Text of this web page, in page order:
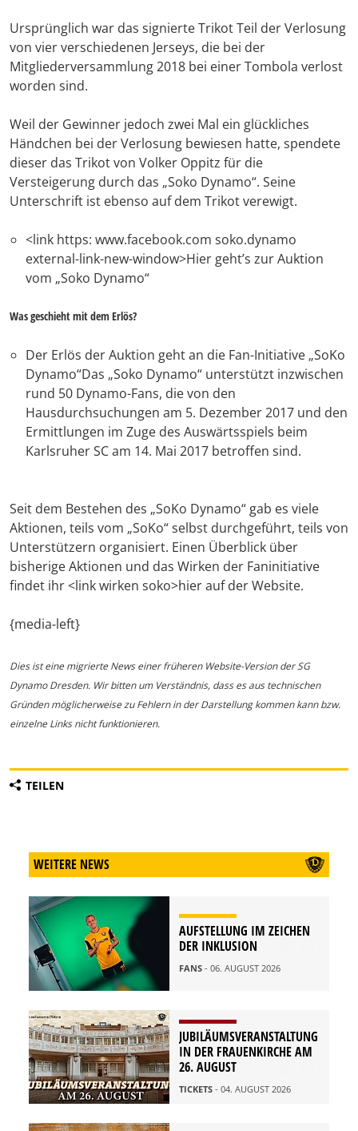
Ursprünglich war das signierte Trikot Teil der Verlosung
von vier verschiedenen Jerseys, die bei der
Mitgliederversammlung 2018 bei einer Tombola verlost
worden sind.
Weil der Gewinner jedoch zwei Mal ein glückliches
Händchen bei der Verlosung bewiesen hatte, spendete
dieser das Trikot von Volker Oppitz für die
Versteigerung durch das „Soko Dynamo“. Seine
Unterschrift ist ebenso auf dem Trikot verewigt.
<link https: www.facebook.com soko.dynamo
external-link-new-window>Hier geht’s zur Auktion
vom „Soko Dynamo“
Was geschieht mit dem Erlös?
Der Erlös der Auktion geht an die Fan-Initiative „SoKo
Dynamo“Das „Soko Dynamo“ unterstützt inzwischen
rund 50 Dynamo-Fans, die von den
Hausdurchsuchungen am 5. Dezember 2017 und den
Ermittlungen im Zuge des Auswärtsspiels beim
Karlsruher SC am 14. Mai 2017 betroffen sind.
Seit dem Bestehen des „SoKo Dynamo“ gab es viele
Aktionen, teils vom „SoKo“ selbst durchgeführt, teils von
Unterstützern organisiert. Einen Überblick über
bisherige Aktionen und das Wirken der Faninitiative
findet ihr <link wirken soko>hier auf der Website.
{media-left}
Dies ist eine migrierte News einer früheren Website-Version der SG
Dynamo Dresden. Wir bitten um Verständnis, dass es aus technischen
Gründen möglicherweise zu Fehlern in der Darstellung kommen kann bzw.
einzelne Links nicht funktionieren.
TEILEN
WEITERE NEWS
AUFSTELLUNG IM ZEICHEN
DER INKLUSION
FANS - 06. AUGUST 2026
JUBILÄUMSVERANSTALTUNG
IN DER FRAUENKIRCHE AM
26. AUGUST
TICKETS - 04. AUGUST 2026